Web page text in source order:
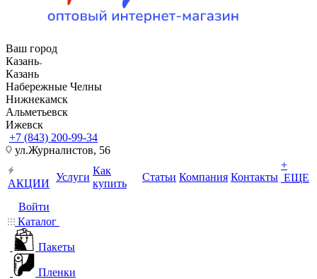
Ваш город
Казань
Казань
Набережные Челны
Нижнекамск
Альметьевск
Ижевск
+7 (843) 200-99-34
ул.Журналистов, 56
АКЦИИ
Услуги
Как
купить
Статьи Компания Контакты
+
ЕЩЕ
Войти
Каталог
Пакеты
Пленки